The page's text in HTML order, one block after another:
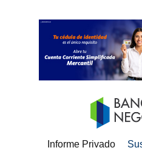
Informe Privado